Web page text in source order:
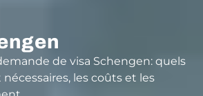
de visa Schengen: quels
les coûts et les